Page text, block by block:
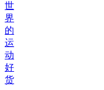
世
界
的
运
动
好
货